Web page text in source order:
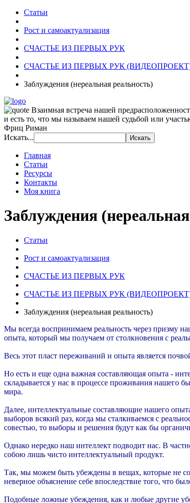
Статьи
Рост и самоактуализация
СЧАСТЬЕ ИЗ ПЕРВЫХ РУК
СЧАСТЬЕ ИЗ ПЕРВЫХ РУК
Заблуждения (нереальная реальность)
Взаимная встреча нашей
и есть то, что мы называем нашей судьбой или
Фриц Риман
Искать...
Главная
Статьи
Ресурсы
Контакты
Моя книга
Заблуждения
Статьи
Рост и самоактуализация
СЧАСТЬЕ ИЗ ПЕРВЫХ РУК
СЧАСТЬЕ ИЗ ПЕРВЫХ РУК
Заблуждения (нереальная реальность)
Мы всегда воспринимаем реальность через призму
опыта, который мы получаем от столкновения с
Весь этот пласт переживаний и опыта является
Но есть и еще одна важная составляющая опыта -
складывается у нас в процессе проживания нашего
мира.
Далее, интеллектуальные составляющие нашего
выборов всякий раз, когда мы сталкиваемся с
совестью, то выборы и решения будут как бы
Однако нередко наш интеллект подводит нас. В
собою лишь чисто интеллектуальный продукт.
Так, мы можем быть убеждены в вещах, которые не
неверное объяснение себе впоследствие того, что
Подобные ложные убеждения, как и любые другие